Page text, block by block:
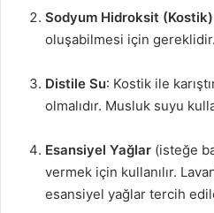
Sodyum Hidroksit (Kostik)
oluşabilmesi için gereklidir.
Distile Su: Kostik ile
olmalıdır. Musluk suyu
Esansiyel Yağlar (isteğe
vermek için kullanılır.
esansiyel yağlar tercih